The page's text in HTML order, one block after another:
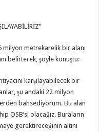
metrekarelik bir alanı
belirterek, şöyle konuştu:
karşılayabilecek bir
şu andaki 22 milyon
bahsediyorum. Bu alan
OSB’si olacağız. Buraların
gerektireceğinin altını